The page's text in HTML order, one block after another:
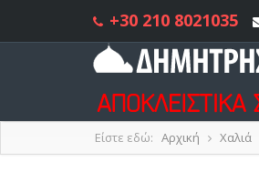
+30 210 8021035
Είστε εδώ: Αρχική Χαλιά